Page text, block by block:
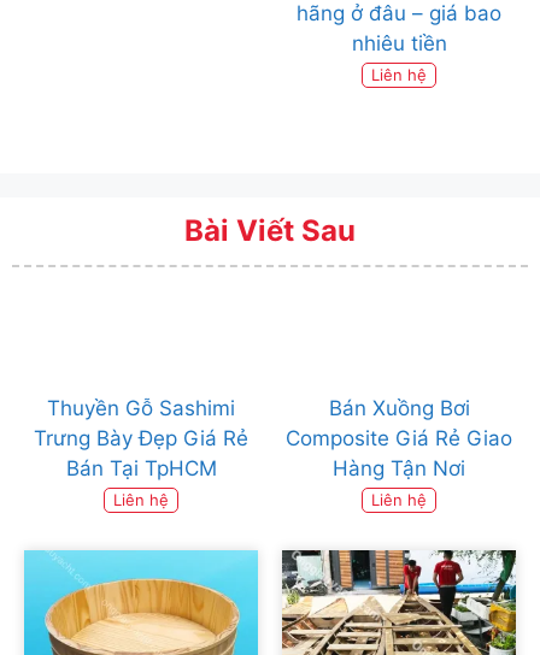
hãng ở đâu – giá bao
nhiêu tiền
Liên hệ
Bài Viết Sau
Thuyền Gỗ Sashimi
Trưng Bày Đẹp Giá Rẻ
Bán Tại TpHCM
Liên hệ
Bán Xuồng Bơi
Composite Giá Rẻ Giao
Hàng Tận Nơi
Liên hệ